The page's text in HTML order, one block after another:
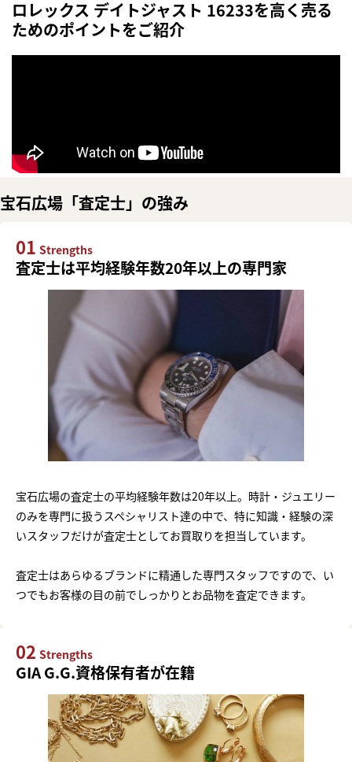
ロレックス デイトジャスト 16233を高く売る
ためのポイントをご紹介
宝石広場「査定士」の強み
01 Strengths
査定士は平均経験年数20年以上の専門家
宝石広場の査定士の平均経験年数は20年以上。時計・ジュエリー
のみを専門に扱うスペシャリスト達の中で、特に知識・経験の深
いスタッフだけが査定士としてお買取りを担当しています。
査定士はあらゆるブランドに精通した専門スタッフですので、い
つでもお客様の目の前でしっかりとお品物を査定できます。
02 Strengths
GIA G.G.資格保有者が在籍